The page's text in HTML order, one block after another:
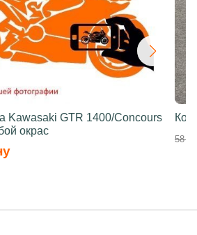
Kawasaki GTR 1400/Concours
окрас
58